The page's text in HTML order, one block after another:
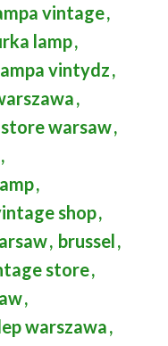
vintage,
lamp,
vintydz,
,
warsaw,
,
,
shop,
, brussel,
store,
,
warszawa,